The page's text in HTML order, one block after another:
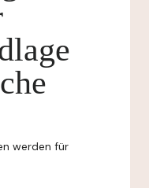
werden für